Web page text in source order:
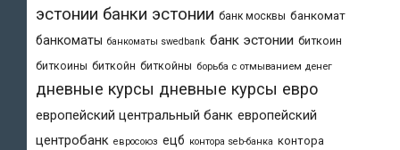
эстонии банки эстонии банк москвы банкомат
банкоматы банкоматы swedbank банк эстонии биткоин
биткоины биткойн биткойны борьба с отмыванием денег
дневные курсы дневные курсы евро
европейский центральный банк европейский
центробанк евросоюз ецб контора seb-банка контора